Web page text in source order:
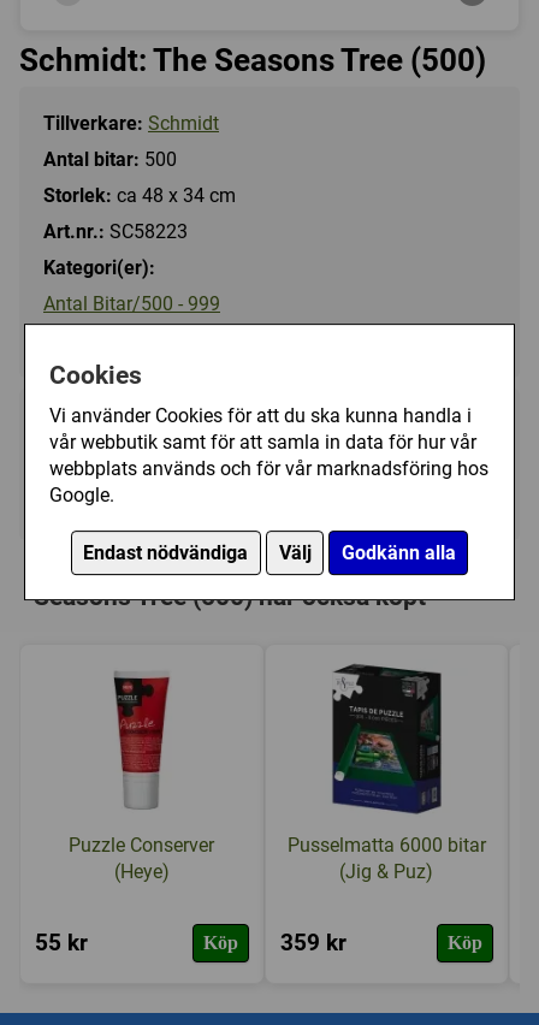
Cookies
Vi använder Cookies för att du ska kunna handla i
vår webbutik samt för att samla in data för hur vår
webbplats används och för vår marknadsföring hos
Google.
Endast nödvändiga Välj Godkänn alla
Schmidt: The Seasons Tree (500)
Tillverkare: Schmidt
Antal bitar: 500
Storlek: ca 48 x 34 cm
Art.nr.: SC58223
Kategori(er):
Antal Bitar/500 - 999
119 kr Bevaka
Tillfälligt slut
Personer som har köpt Schmidt: The
Seasons Tree (500) har också köpt
Puzzle Conserver
(Heye)
55 kr Köp
Pusselmatta 6000 bitar
(Jig & Puz)
359 kr Köp